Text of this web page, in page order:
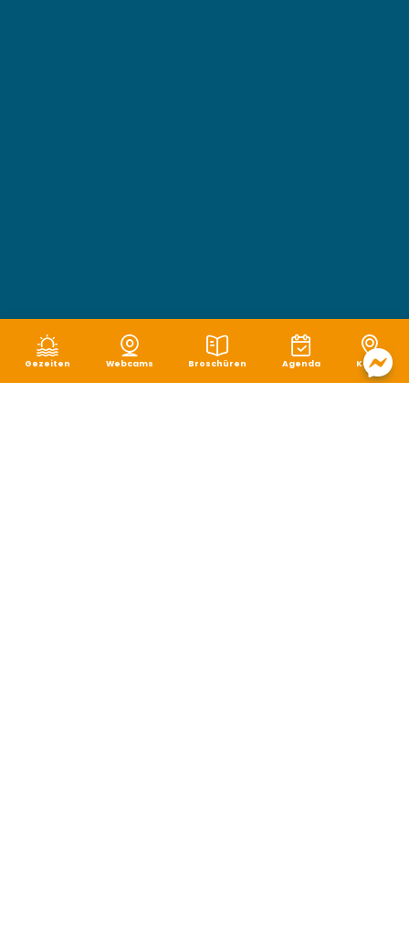
Gezeiten Webcams Broschüren Agenda Karte